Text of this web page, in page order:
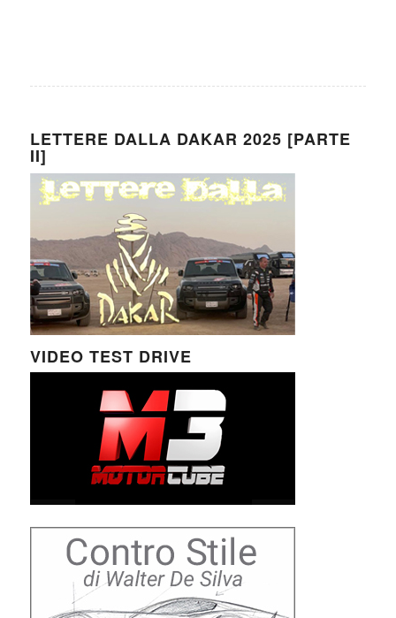
LETTERE DALLA DAKAR 2025 [PARTE
II]
VIDEO TEST DRIVE